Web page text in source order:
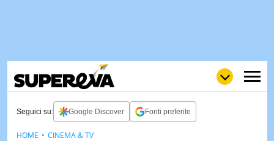
Seguici su: Google Discover Fonti preferite
HOME CINEMA & TV